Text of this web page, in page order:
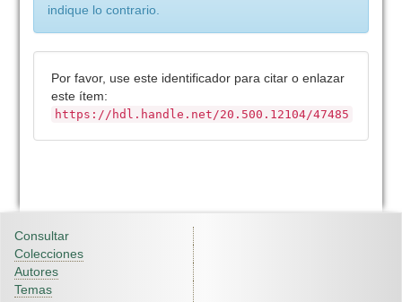
indique lo contrario.
Por favor, use este identificador para citar o enlazar
este ítem:
https://hdl.handle.net/20.500.12104/47485
Consultar
Colecciones
Autores
Temas